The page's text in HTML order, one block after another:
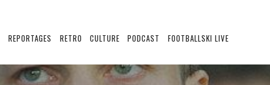
REPORTAGES RETRO CULTURE PODCAST FOOTBALLSKI LIVE